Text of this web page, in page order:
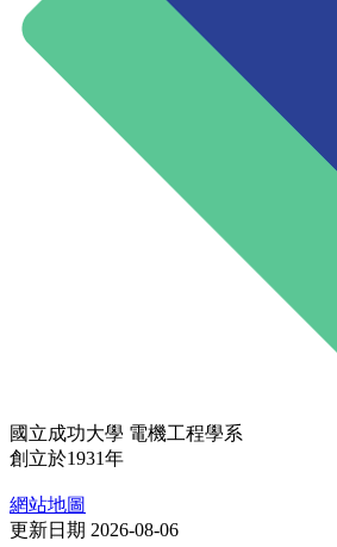
國立成功大學 電機工程學系
創立於1931年
網站地圖
更新日期 2026-08-06